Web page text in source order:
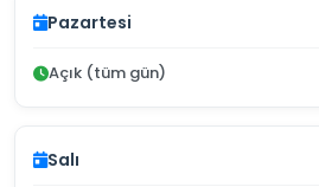
Pazartesi
Açık (tüm gün)
Salı